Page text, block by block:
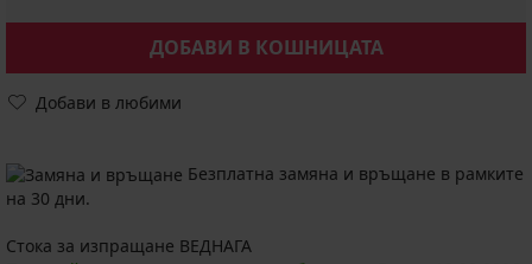
ДОБАВИ В КОШНИЦАТА
Добави в любими
Безплатна замяна и връщане в рамките
на 30 дни.
Стока за изпращане ВЕДНАГА